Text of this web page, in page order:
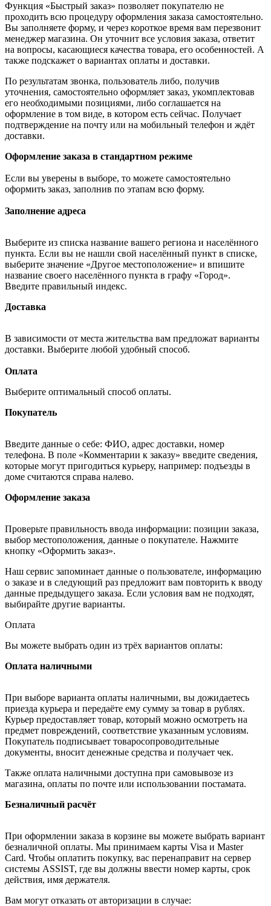
Функция «Быстрый заказ» позволяет покупателю не
проходить всю процедуру оформления заказа самостоятельно.
Вы заполняете форму, и через короткое время вам перезвонит
менеджер магазина. Он уточнит все условия заказа, ответит
на вопросы, касающиеся качества товара, его особенностей. А
также подскажет о вариантах оплаты и доставки.
По результатам звонка, пользователь либо, получив
уточнения, самостоятельно оформляет заказ, укомплектовав
его необходимыми позициями, либо соглашается на
оформление в том виде, в котором есть сейчас. Получает
подтверждение на почту или на мобильный телефон и ждёт
доставки.
Оформление заказа в стандартном режиме
Если вы уверены в выборе, то можете самостоятельно
оформить заказ, заполнив по этапам всю форму.
Заполнение адреса
Выберите из списка название вашего региона и населённого
пункта. Если вы не нашли свой населённый пункт в списке,
выберите значение «Другое местоположение» и впишите
название своего населённого пункта в графу «Город».
Введите правильный индекс.
Доставка
В зависимости от места жительства вам предложат варианты
доставки. Выберите любой удобный способ.
Оплата
Выберите оптимальный способ оплаты.
Покупатель
Введите данные о себе: ФИО, адрес доставки, номер
телефона. В поле «Комментарии к заказу» введите сведения,
которые могут пригодиться курьеру, например: подъезды в
доме считаются справа налево.
Оформление заказа
Проверьте правильность ввода информации: позиции заказа,
выбор местоположения, данные о покупателе. Нажмите
кнопку «Оформить заказ».
Наш сервис запоминает данные о пользователе, информацию
о заказе и в следующий раз предложит вам повторить к вводу
данные предыдущего заказа. Если условия вам не подходят,
выбирайте другие варианты.
Оплата
Вы можете выбрать один из трёх вариантов оплаты:
Оплата наличными
При выборе варианта оплаты наличными, вы дожидаетесь
приезда курьера и передаёте ему сумму за товар в рублях.
Курьер предоставляет товар, который можно осмотреть на
предмет повреждений, соответствие указанным условиям.
Покупатель подписывает товаросопроводительные
документы, вносит денежные средства и получает чек.
Также оплата наличными доступна при самовывозе из
магазина, оплаты по почте или использовании постамата.
Безналичный расчёт
При оформлении заказа в корзине вы можете выбрать вариант
безналичной оплаты. Мы принимаем карты Visa и Master
Card. Чтобы оплатить покупку, вас перенаправит на сервер
системы ASSIST, где вы должны ввести номер карты, срок
действия, имя держателя.
Вам могут отказать от авторизации в случае: